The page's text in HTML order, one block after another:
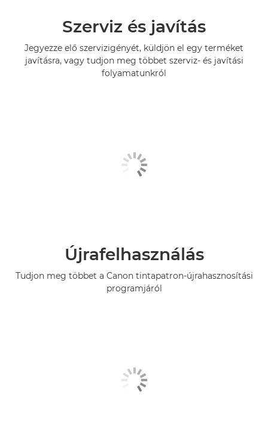
Szerviz és javítás
Jegyezze elő szervizigényét, küldjön el egy terméket
javításra, vagy tudjon meg többet szerviz- és javítási
folyamatunkról
Újrafelhasználás
Tudjon meg többet a Canon tintapatron-újrahasznosítási
programjáról